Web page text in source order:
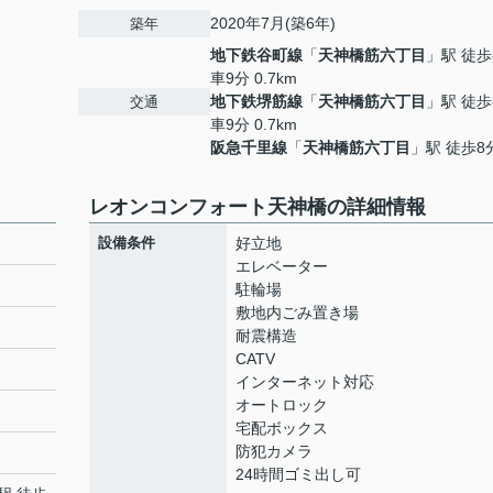
築年 2020年7月(築6年)
交通
地下鉄谷町線 「天神橋筋六丁目 」駅 徒
車9分 0.7km
地下鉄堺筋線 「天神橋筋六丁目 」駅 徒
車9分 0.7km
阪急千里線 「天神橋筋六丁目 」駅 徒歩8
レオンコンフォート天神橋の詳細情報
設備条件
好立地
エレベーター
駐輪場
敷地内ごみ置き場
耐震構造
CATV
インターネット対応
オートロック
宅配ボックス
防犯カメラ
24時間ゴミ出し可